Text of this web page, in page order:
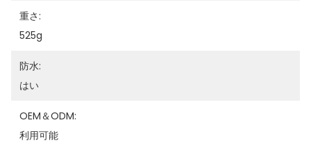
重さ:
525g
防水:
はい
OEM＆ODM:
利用可能